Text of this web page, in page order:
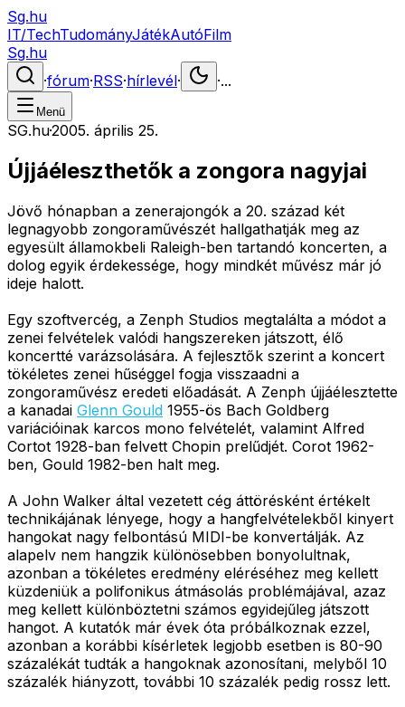
Sg.hu
IT/TechTudományJátékAutóFilm
Sg.hu
·fórum·RSS·hírlevél· ·...
Menü
SG.hu·2005. április 25.
Újjáéleszthetők a zongora nagyjai
Jövő hónapban a zenerajongók a 20. század két
legnagyobb zongoraművészét hallgathatják meg az
egyesült államokbeli Raleigh-ben tartandó koncerten, a
dolog egyik érdekessége, hogy mindkét művész már jó
ideje halott.
Egy szoftvercég, a Zenph Studios megtalálta a módot a
zenei felvételek valódi hangszereken játszott, élő
koncertté varázsolására. A fejlesztők szerint a koncert
tökéletes zenei hűséggel fogja visszaadni a
zongoraművész eredeti előadását. A Zenph újjáélesztette
a kanadai Glenn Gould 1955-ös Bach Goldberg
variációinak karcos mono felvételét, valamint Alfred
Cortot 1928-ban felvett Chopin prelűdjét. Corot 1962-
ben, Gould 1982-ben halt meg.
A John Walker által vezetett cég áttörésként értékelt
technikájának lényege, hogy a hangfelvételekből kinyert
hangokat nagy felbontású MIDI-be konvertálják. Az
alapelv nem hangzik különösebben bonyolultnak,
azonban a tökéletes eredmény eléréséhez meg kellett
küzdeniük a polifonikus átmásolás problémájával, azaz
meg kellett különböztetni számos egyidejűleg játszott
hangot. A kutatók már évek óta próbálkoznak ezzel,
azonban a korábbi kísérletek legjobb esetben is 80-90
százalékát tudták a hangoknak azonosítani, melyből 10
százalék hiányzott, további 10 százalék pedig rossz lett.